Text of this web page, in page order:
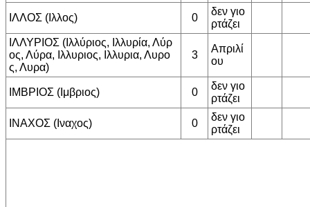
ΙΛΛΟΣ (Ιλλος) 0
δεν γιο
ρτάζει
ΙΛΛΥΡΙΟΣ (Ιλλύριος, Ιλλυρία, Λύρ
ος, Λύρα, Ιλλυριος, Ιλλυρια, Λυρο
ς, Λυρα)
3
Απριλί
ου
ΙΜΒΡΙΟΣ (Ιμβριος) 0
δεν γιο
ρτάζει
ΙΝΑΧΟΣ (Ιναχος) 0
δεν γιο
ρτάζει